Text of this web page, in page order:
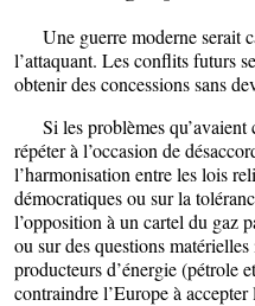
Une guerre moderne serait
l’attaquant. Les conflits futurs
obtenir des concessions sans
Si les problèmes qu’avaient
répéter à l’occasion de
l’harmonisation entre les lois
démocratiques ou sur la
l’opposition à un cartel du gaz
ou sur des questions
producteurs d’énergie (pétrole
contraindre l’Europe à accepter